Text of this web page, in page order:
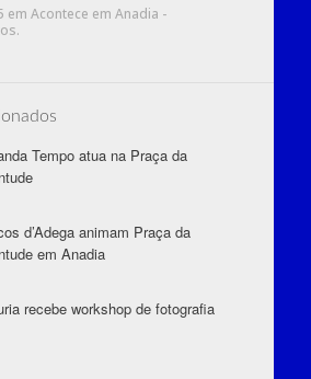
em Acontece em Anadia -
.
Tempo atua na Praça da
d’Adega animam Praça da
em Anadia
recebe workshop de fotografia